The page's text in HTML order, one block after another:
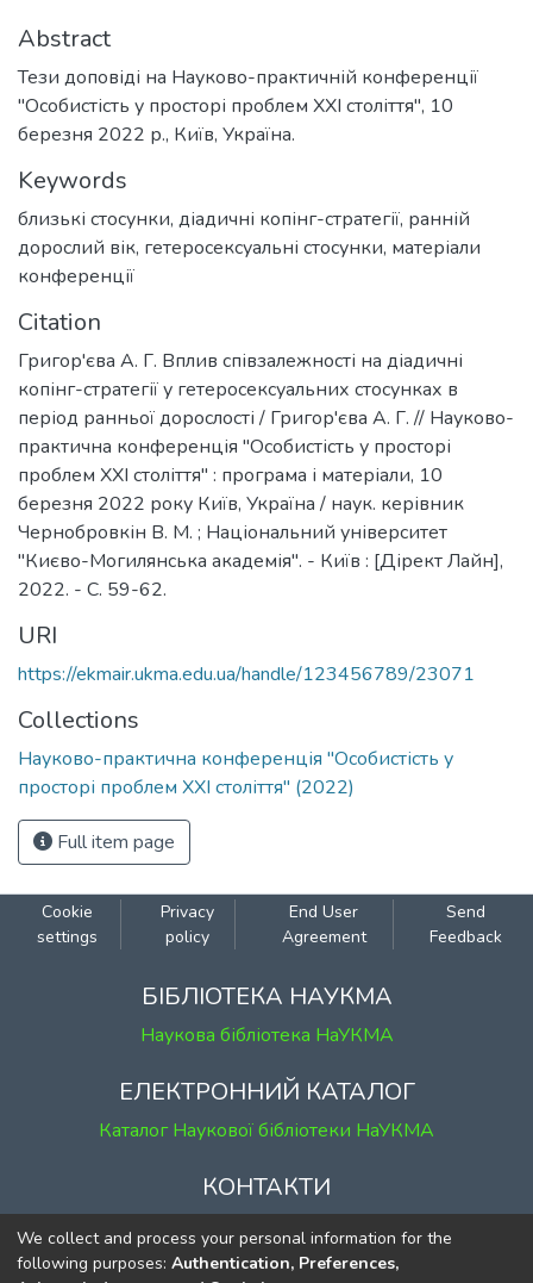
Abstract
Тези доповіді на Науково-практичній конференції
"Особистість у просторі проблем ХХІ століття", 10
березня 2022 р., Київ, Україна.
Keywords
близькі стосунки, діадичні копінг-стратегії, ранній
дорослий вік, гетеросексуальні стосунки, матеріали
конференції
Citation
Григор'єва А. Г. Вплив співзалежності на діадичні
копінг-стратегії у гетеросексуальних стосунках в
період ранньої дорослості / Григор'єва А. Г. // Науково-
практична конференція "Особистість у просторі
проблем ХХІ століття" : програма і матеріали, 10
березня 2022 року Київ, Україна / наук. керівник
Чернобровкін В. М. ; Національний університет
"Києво-Могилянська академія". - Київ : [Дірект Лайн],
2022. - C. 59-62.
URI
https://ekmair.ukma.edu.ua/handle/123456789/23071
Collections
Науково-практична конференція "Особистість у
просторі проблем ХХІ століття" (2022)
Full item page
Cookie
settings
Privacy
policy
End User
Agreement
Send
Feedback
БІБЛІОТЕКА НАУКМА
Наукова бібліотека НаУКМА
ЕЛЕКТРОННИЙ КАТАЛОГ
Каталог Наукової бібліотеки НаУКМА
КОНТАКТИ
м. Київ, вул. Григорія Сковороди, 2
к. 1, к. 120
We collect and process your personal information for the
following purposes: Authentication, Preferences,